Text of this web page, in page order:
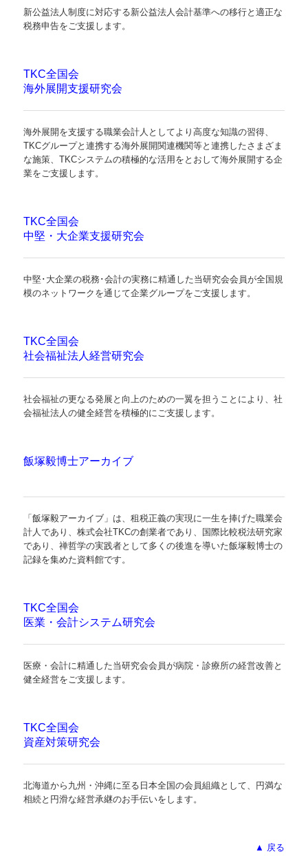
Q&A経営相談
税務Q&A
TKCシステムQ&A
社会福祉法人会計Q&A
経営改善計画の策定支援
事業主行動計画策定届出
電帳法・インボイス最新情報
応募フォーム
新公益法人制度に対応する新公益法人会計基準への移行と適正な
税務申告をご支援します。
TKC全国会
海外展開支援研究会
海外展開を支援する職業会計人としてより高度な知識の習得、
TKCグループと連携する海外展開関連機関等と連携したさまざま
な施策、TKCシステムの積極的な活用をとおして海外展開する企
業をご支援します。
TKC全国会
中堅・大企業支援研究会
中堅･大企業の税務･会計の実務に精通した当研究会会員が全国規
模のネットワークを通じて企業グループをご支援します。
TKC全国会
社会福祉法人経営研究会
社会福祉の更なる発展と向上のための一翼を担うことにより、社
会福祉法人の健全経営を積極的にご支援します。
飯塚毅博士アーカイブ
「飯塚毅アーカイブ」は、租税正義の実現に一生を捧げた職業会
計人であり、株式会社TKCの創業者であり、国際比較税法研究家
であり、禅哲学の実践者として多くの後進を導いた飯塚毅博士の
記録を集めた資料館です。
TKC全国会
医業・会計システム研究会
医療・会計に精通した当研究会会員が病院・診療所の経営改善と
健全経営をご支援します。
TKC全国会
資産対策研究会
北海道から九州・沖縄に至る日本全国の会員組織として、円満な
相続と円滑な経営承継のお手伝いをします。
▲ 戻る